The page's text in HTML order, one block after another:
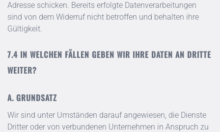
Adresse schicken. Bereits erfolgte Datenverarbeitungen
sind von dem Widerruf nicht betroffen und behalten ihre
Gültigkeit.
IN WELCHEN FÄLLEN GEBEN WIR IHRE DATEN AN DRITTE
WEITER?
A. GRUNDSATZ
Wir sind unter Umständen darauf angewiesen, die Dienste
Dritter oder von verbundenen Unternehmen in Anspruch zu